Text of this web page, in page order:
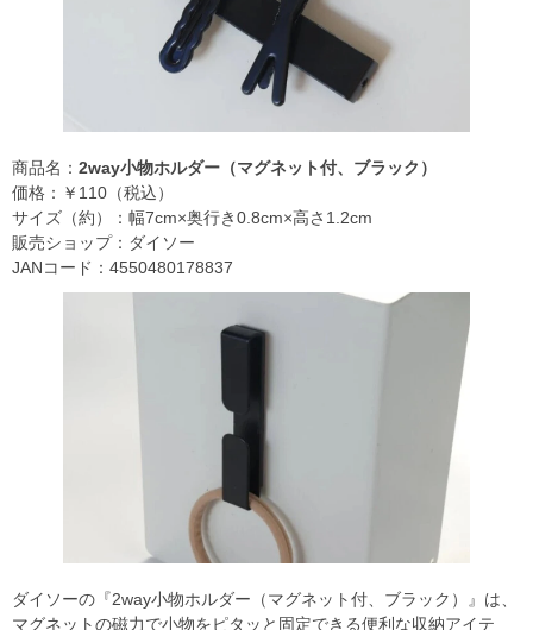
商品名： 2way小物ホルダー（マグネット付、ブラック）
価格：￥110（税込）
サイズ（約）：幅7cm×奥行き0.8cm×高さ1.2cm
販売ショップ：ダイソー
JANコード：4550480178837
ダイソーの『2way小物ホルダー（マグネット付、ブラック）』は、
マグネットの磁力で小物をピタッと固定できる便利な収納アイテ